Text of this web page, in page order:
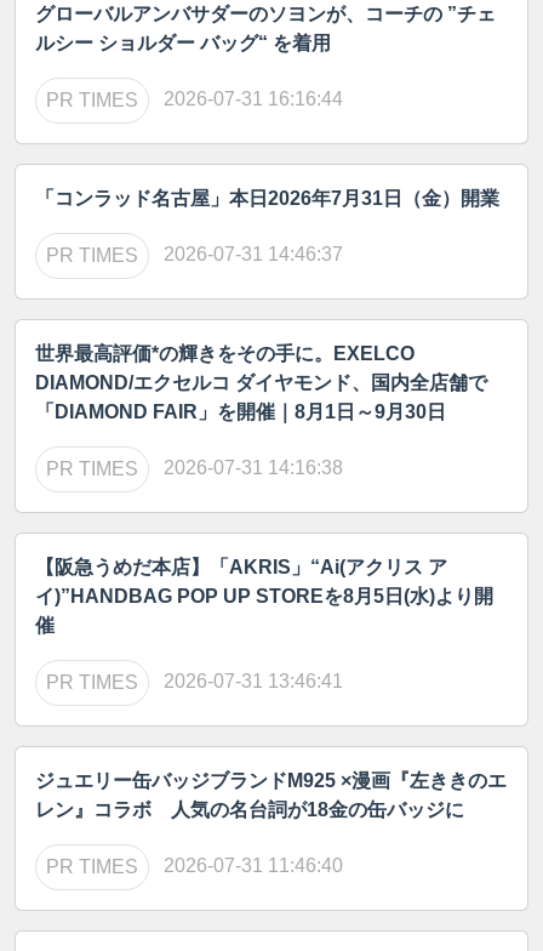
グローバルアンバサダーのソヨンが、コーチの ”チェ
ルシー ショルダー バッグ“ を着用
PR TIMES 2026-07-31 16:16:44
「コンラッド名古屋」本日2026年7月31日（金）開業
PR TIMES 2026-07-31 14:46:37
世界最高評価*の輝きをその手に。EXELCO
DIAMOND/エクセルコ ダイヤモンド、国内全店舗で
「DIAMOND FAIR」を開催｜8月1日～9月30日
PR TIMES 2026-07-31 14:16:38
【阪急うめだ本店】「AKRIS」“Ai(アクリス ア
イ)”HANDBAG POP UP STOREを8月5日(水)より開
催
PR TIMES 2026-07-31 13:46:41
ジュエリー缶バッジブランドM925 ×漫画『左ききのエ
レン』コラボ 人気の名台詞が18金の缶バッジに
PR TIMES 2026-07-31 11:46:40